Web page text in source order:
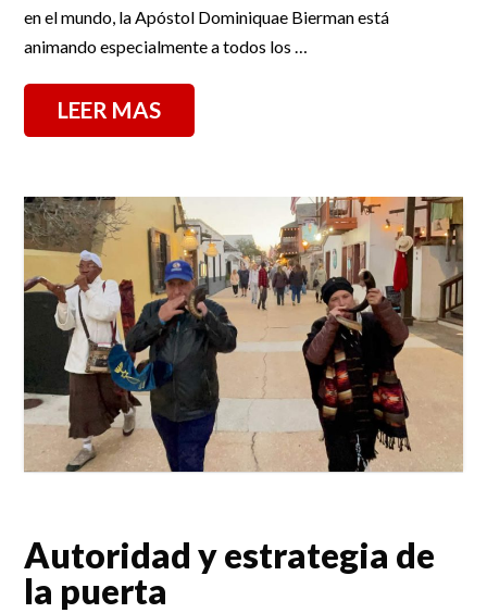
en el mundo, la Apóstol Dominiquae Bierman está
animando especialmente a todos los …
LEER MAS
Autoridad y estrategia de
la puerta